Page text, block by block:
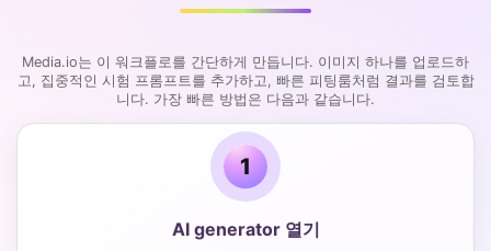
Media.io는 이 워크플로를 간단하게 만듭니다. 이미지 하나를 업로드하
고, 집중적인 시험 프롬프트를 추가하고, 빠른 피팅룸처럼 결과를 검토합
니다. 가장 빠른 방법은 다음과 같습니다.
1
AI generator 열기